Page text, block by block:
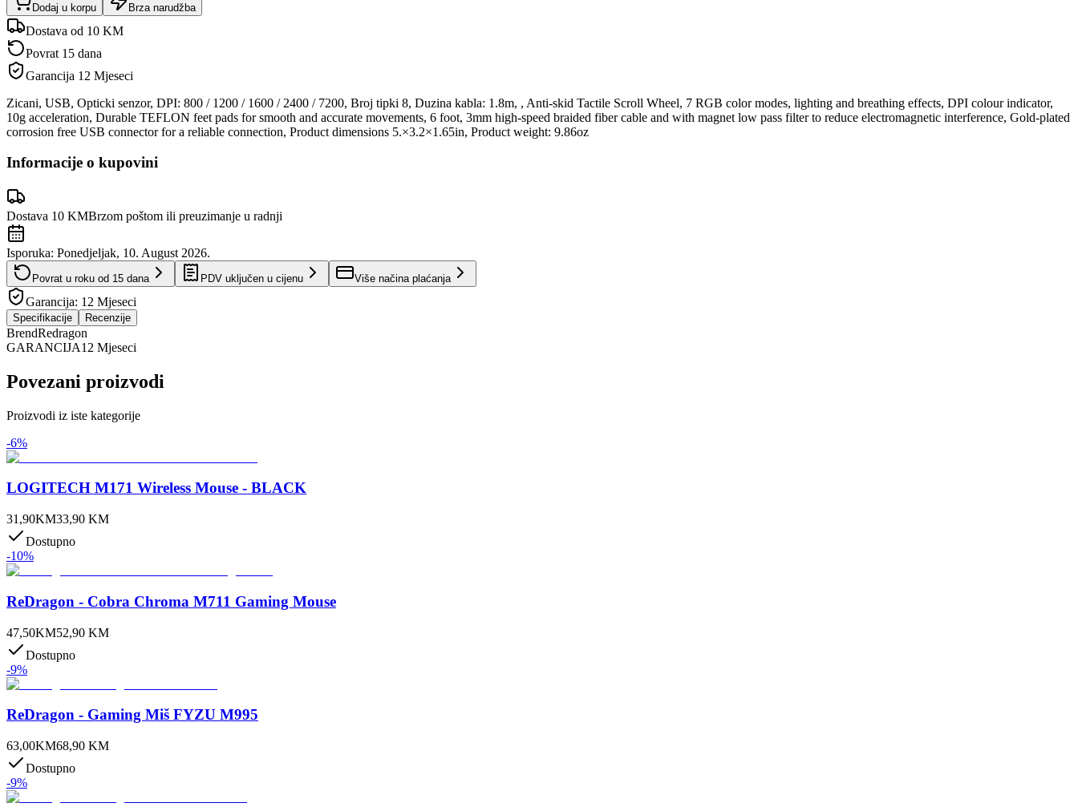
Dodaj u korpu Brza narudžba
Dostava od 10 KM
Povrat 15 dana
Garancija 12 Mjeseci
Zicani, USB, Opticki senzor, DPI: 800 / 1200 / 1600 / 2400 / 7200, Broj tipki 8, Duzina kabla: 1.8m, , Anti-skid Tactile Scroll Wheel, 7 RGB color modes, lighting and breathing effects, DPI colour indicator,
10g acceleration, Durable TEFLON feet pads for smooth and accurate movements, 6 foot, 3mm high-speed braided fiber cable and with magnet low pass filter to reduce electromagnetic interference, Gold-plated
corrosion free USB connector for a reliable connection, Product dimensions 5.×3.2×1.65in, Product weight: 9.86oz
Informacije o kupovini
Dostava 10 KMBrzom poštom ili preuzimanje u radnji
Isporuka: Ponedjeljak, 10. August 2026.
Povrat u roku od 15 dana PDV uključen u cijenu Više načina plaćanja
Garancija: 12 Mjeseci
Specifikacije Recenzije
BrendRedragon
GARANCIJA12 Mjeseci
Povezani proizvodi
Proizvodi iz iste kategorije
-6%
LOGITECH M171 Wireless Mouse - BLACK
31,90KM33,90 KM
Dostupno
-10%
ReDragon - Cobra Chroma M711 Gaming Mouse
47,50KM52,90 KM
Dostupno
-9%
ReDragon - Gaming Miš FYZU M995
63,00KM68,90 KM
Dostupno
-9%